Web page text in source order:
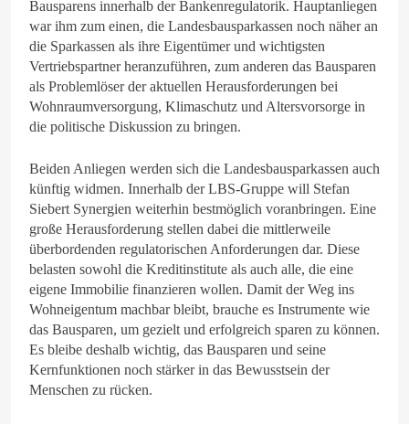
Bausparens innerhalb der Bankenregulatorik. Hauptanliegen
war ihm zum einen, die Landesbausparkassen noch näher an
die Sparkassen als ihre Eigentümer und wichtigsten
Vertriebspartner heranzuführen, zum anderen das Bausparen
als Problemlöser der aktuellen Herausforderungen bei
Wohnraumversorgung, Klimaschutz und Altersvorsorge in
die politische Diskussion zu bringen.
Beiden Anliegen werden sich die Landesbausparkassen auch
künftig widmen. Innerhalb der LBS-Gruppe will Stefan
Siebert Synergien weiterhin bestmöglich voranbringen. Eine
große Herausforderung stellen dabei die mittlerweile
überbordenden regulatorischen Anforderungen dar. Diese
belasten sowohl die Kreditinstitute als auch alle, die eine
eigene Immobilie finanzieren wollen. Damit der Weg ins
Wohneigentum machbar bleibt, brauche es Instrumente wie
das Bausparen, um gezielt und erfolgreich sparen zu können.
Es bleibe deshalb wichtig, das Bausparen und seine
Kernfunktionen noch stärker in das Bewusstsein der
Menschen zu rücken.